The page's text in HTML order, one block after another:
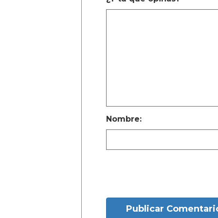
Nombre:
Publicar